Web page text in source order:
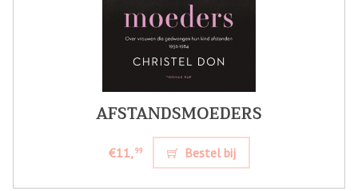
AFSTANDSMOEDERS
€11,99 Bestel bij